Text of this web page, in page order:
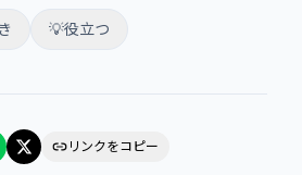
💡役立つ
リンクをコピー